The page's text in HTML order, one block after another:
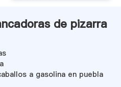
de pizarra
a gasolina en puebla